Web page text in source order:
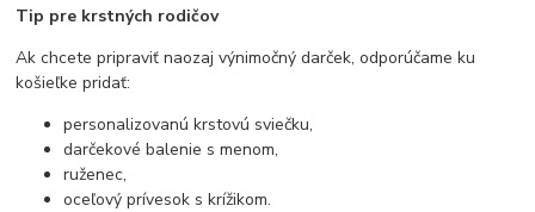
Tip pre krstných rodičov
Ak chcete pripraviť naozaj výnimočný darček, odporúčame ku
košieľke pridať:
personalizovanú krstovú sviečku,
darčekové balenie s menom,
ruženec,
oceľový prívesok s krížikom.